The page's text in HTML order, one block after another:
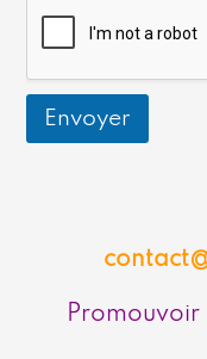
Envoyer
Promouvoir